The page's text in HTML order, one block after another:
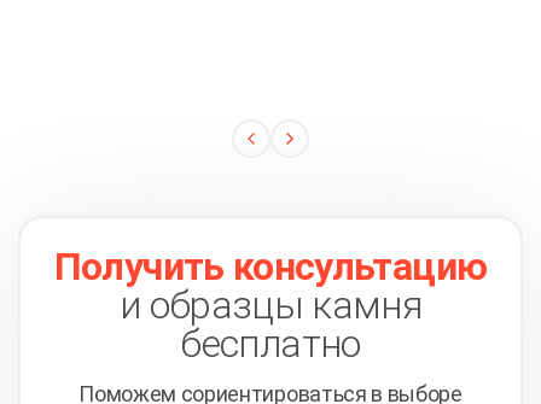
Получить консультацию
и образцы камня
бесплатно
Поможем сориентироваться в выборе